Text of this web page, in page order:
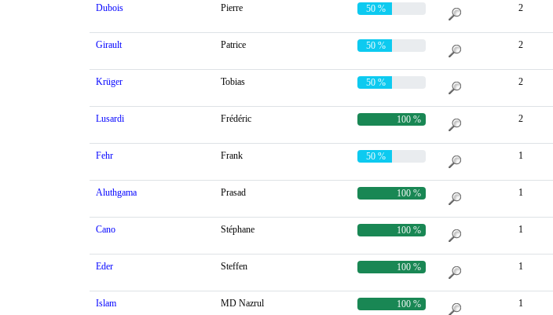
Dubois Pierre 50 % 2
Girault Patrice 50 % 2
Krüger Tobias 50 % 2
Lusardi Frédéric 100 % 2
Fehr Frank 50 % 1
Aluthgama Prasad 100 % 1
Cano Stéphane 100 % 1
Eder Steffen 100 % 1
Islam MD Nazrul 100 % 1